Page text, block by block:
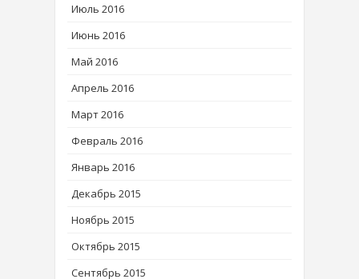
Июль 2016
Июнь 2016
Май 2016
Апрель 2016
Март 2016
Февраль 2016
Январь 2016
Декабрь 2015
Ноябрь 2015
Октябрь 2015
Сентябрь 2015